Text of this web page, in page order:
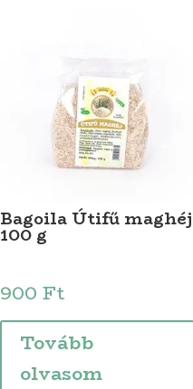
Bagoila Útifű maghéj
100 g
900 Ft
Tovább
olvasom